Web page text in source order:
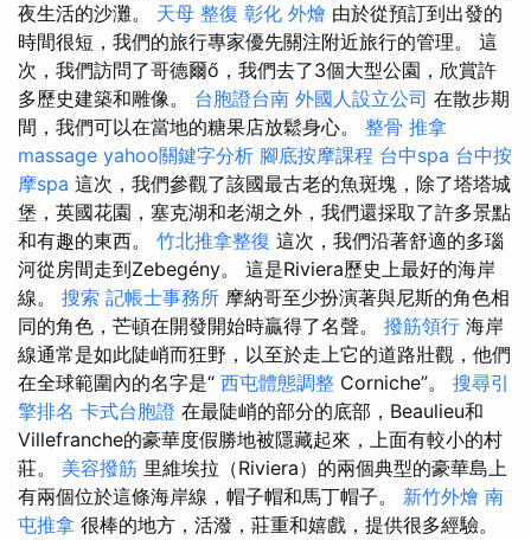
夜生活的沙灘。 天母 整復 彰化 外燴 由於從預訂到出發的
時間很短，我們的旅行專家優先關注附近旅行的管理。 這
次，我們訪問了哥德爾ő，我們去了3個大型公園，欣賞許
多歷史建築和雕像。 台胞證台南 外國人設立公司 在散步期
間，我們可以在當地的糖果店放鬆身心。 整骨 推拿
massage yahoo關鍵字分析 腳底按摩課程 台中spa 台中按
摩spa 這次，我們參觀了該國最古老的魚斑塊，除了塔塔城
堡，英國花園，塞克湖和老湖之外，我們還採取了許多景點
和有趣的東西。 竹北推拿整復 這次，我們沿著舒適的多瑙
河從房間走到Zebegény。 這是Riviera歷史上最好的海岸
線。 搜索 記帳士事務所 摩納哥至少扮演著與尼斯的角色相
同的角色，芒頓在開發開始時贏得了名聲。 撥筋領行 海岸
線通常是如此陡峭而狂野，以至於走上它的道路壯觀，他們
在全球範圍內的名字是“ 西屯體態調整 Corniche”。 搜尋引
擎排名 卡式台胞證 在最陡峭的部分的底部，Beaulieu和
Villefranche的豪華度假勝地被隱藏起來，上面有較小的村
莊。 美容撥筋 里維埃拉（Riviera）的兩個典型的豪華島上
有兩個位於這條海岸線，帽子帽和馬丁帽子。 新竹外燴 南
屯推拿 很棒的地方，活潑，莊重和嬉戲，提供很多經驗。